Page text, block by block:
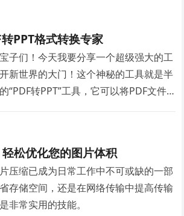
PPT格式转换专家
子们！今天我要分享一个超级强大的工
新世界的大门！这个神秘的工具就是半
“PDF转PPT”工具，它可以将PDF文件
松优化您的图片体积
压缩已成为日常工作中不可或缺的一部
存储空间，还是在网络传输中提高传输
非常实用的技能。